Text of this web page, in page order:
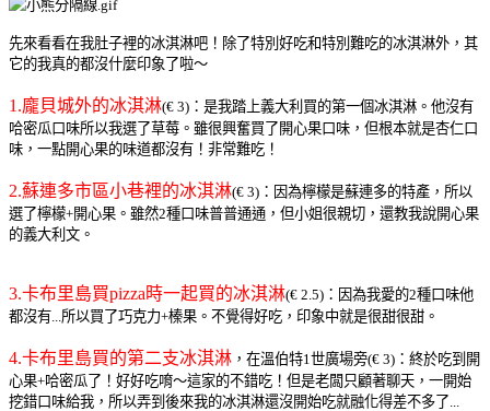
先來看看在我肚子裡的冰淇淋吧！除了特別好吃和特別難吃的冰淇淋外，其
它的我真的都沒什麼印象了啦～
1.龐貝城外的冰淇淋(€ 3)：是我踏上義大利買的第一個冰淇淋。他沒有
哈密瓜口味所以我選了草莓。雖很興奮買了開心果口味，但根本就是杏仁口
味，一點開心果的味道都沒有！非常難吃！
2.蘇連多市區小巷裡的冰淇淋(€ 3)：因為檸檬是蘇連多的特產，所以
選了檸檬+開心果。雖然2種口味普普通通，但小姐很親切，還教我說開心果
的義大利文。
3.卡布里島買pizza時一起買的冰淇淋(€ 2.5)：因為我愛的2種口味他
都沒有...所以買了巧克力+榛果。不覺得好吃，印象中就是很甜很甜。
4.卡布里島買的第二支冰淇淋 ，在溫伯特1世廣場旁(€ 3)：終於吃到開
心果+哈密瓜了！好好吃唷～這家的不錯吃！但是老闆只顧著聊天，一開始
挖錯口味給我，所以弄到後來我的冰淇淋還沒開始吃就融化得差不多了...